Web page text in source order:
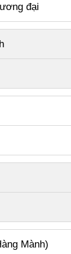
đại
Mành)